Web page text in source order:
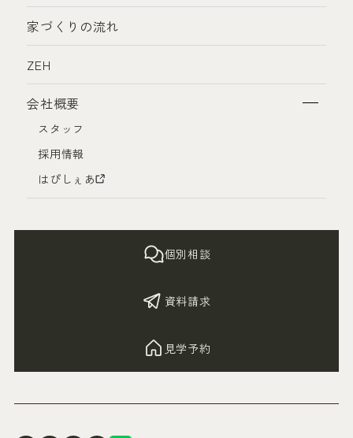
個別相談
資料請求
見学予約
家づくりの流れ
ZEH
会社概要
スタッフ
採用情報
はぴしぇあ